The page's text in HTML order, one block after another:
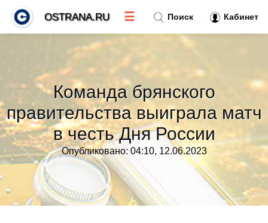
Команда брянского
правительства выиграла матч
в честь Дня России
Опубликовано: 04:10, 12.06.2023
Поиск Кабинет
OSTRANA.RU ☰
Тренды новостей »
Рубрики»
Правила
Контакт»